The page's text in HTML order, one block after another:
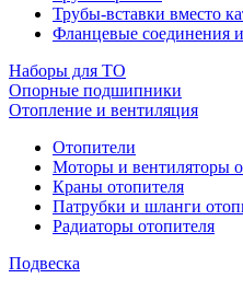
Трубы-вставки вместо
Фланцевые соединения
Наборы для ТО
Опорные подшипники
Отопление и вентиляция
Отопители
Моторы и вентиляторы
Краны отопителя
Патрубки и шланги
Радиаторы отопителя
Подвеска